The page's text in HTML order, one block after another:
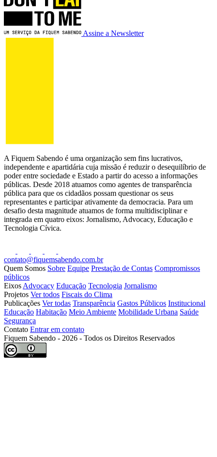
Assine a Newsletter
A Fiquem Sabendo é uma organização sem fins lucrativos,
independente e apartidária cuja missão é reduzir o desequilíbrio de
poder entre sociedade e Estado a partir do acesso a informações
públicas. Desde 2018 atuamos como agentes de transparência
pública para que os cidadãos possam questionar os seus
representantes e participar ativamente da democracia. Para um
desafio desta magnitude atuamos de forma multidisciplinar e
integrada em quatro eixos: Jornalismo, Advocacy, Educação e
Tecnologia Cívica.
contato@fiquemsabendo.com.br
Quem Somos Sobre Equipe Prestação de Contas Compromissos
públicos
Eixos Advocacy Educação Tecnologia Jornalismo
Projetos Ver todos Fiscais do Clima
Publicações Ver todas Transparência Gastos Públicos Institucional
Educação Habitação Meio Ambiente Mobilidade Urbana Saúde
Segurança
Contato Entrar em contato
Fiquem Sabendo - 2026 - Todos os Direitos Reservados